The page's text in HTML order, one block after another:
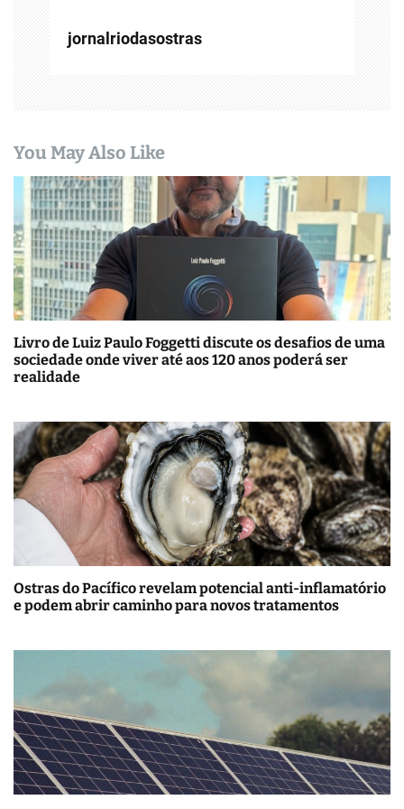
jornalriodasostras
You May Also Like
Livro de Luiz Paulo Foggetti discute os desafios de uma
sociedade onde viver até aos 120 anos poderá ser
realidade
Ostras do Pacífico revelam potencial anti-inflamatório
e podem abrir caminho para novos tratamentos